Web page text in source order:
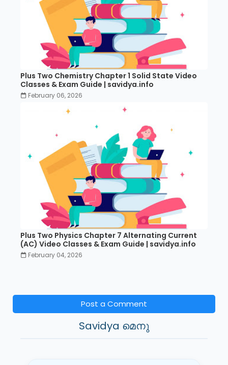
Plus Two Chemistry Chapter 1 Solid State Video
Classes & Exam Guide | savidya.info
February 06, 2026
Plus Two Physics Chapter 7 Alternating Current
(AC) Video Classes & Exam Guide | savidya.info
February 04, 2026
Post a Comment
Savidya മെനു